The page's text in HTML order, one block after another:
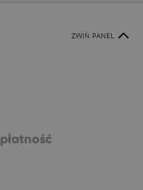
ZWIŃ PANEL
płatność